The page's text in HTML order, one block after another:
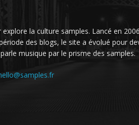
explore la culture samples. Lancé en
des blogs, le site a évolué pour
musique par le prisme des samples.